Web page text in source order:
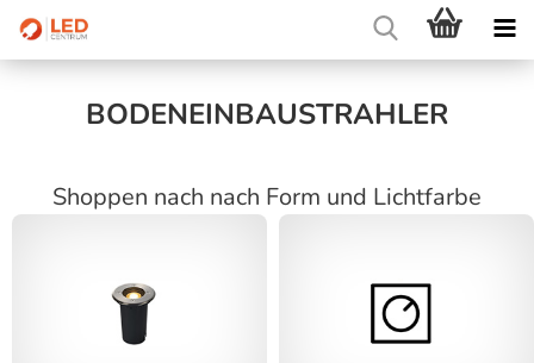
BODENEINBAUSTRAHLER
Shoppen nach nach Form und Lichtfarbe